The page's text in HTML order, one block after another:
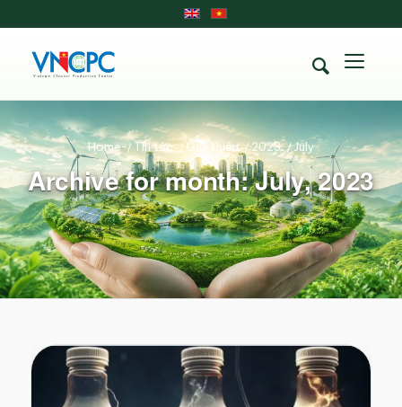
Archive for month: July, 2023
Home / Tin tức /Giới thiệu /2023 /July